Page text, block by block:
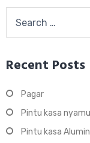
for:
Recent Posts
Pagar
Pintu kasa
Pintu kasa